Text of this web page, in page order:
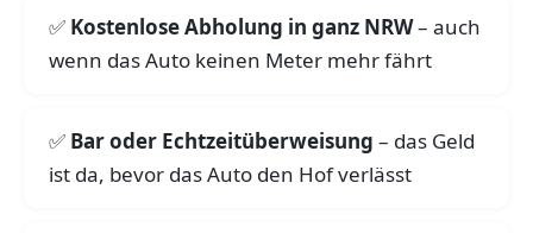
Kostenlose Abholung in ganz NRW– auch
wenn das Auto keinen Meter mehr fährt
Bar oder Echtzeitüberweisung – das Geld
ist da, bevor das Auto den Hof verlässt